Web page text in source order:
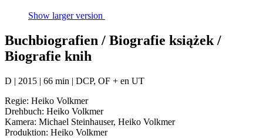
Show larger version
Buchbiografien / Biografie książek /
Biografie knih
D | 2015 | 66 min | DCP, OF + en UT
Regie: Heiko Volkmer
Drehbuch: Heiko Volkmer
Kamera: Michael Steinhauser, Heiko Volkmer
Produktion: Heiko Volkmer